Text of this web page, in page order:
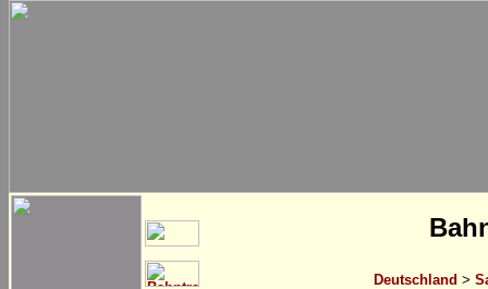
Deutschland >